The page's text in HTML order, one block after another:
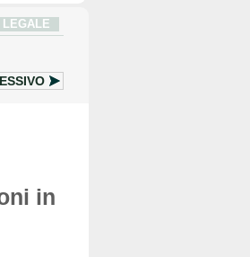
LEGALE
in